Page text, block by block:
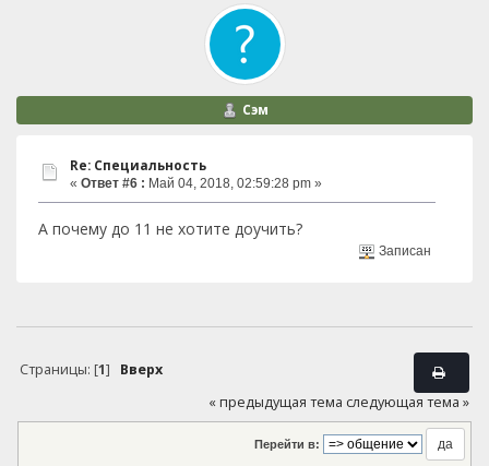
Сэм
Re: Специальность
« Ответ #6 : Май 04, 2018, 02:59:28 pm »
А почему до 11 не хотите доучить?
Записан
Страницы: [1] Вверх
« предыдущая тема следующая тема »
Перейти в: